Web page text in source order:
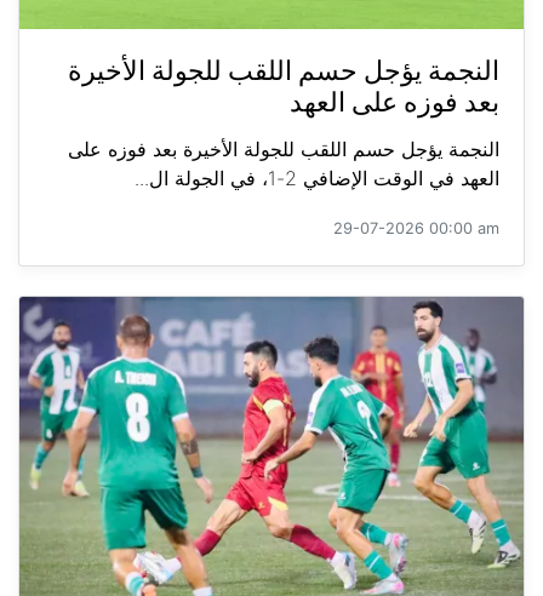
النجمة يؤجل حسم اللقب للجولة الأخيرة
بعد فوزه على العهد
النجمة يؤجل حسم اللقب للجولة الأخيرة بعد فوزه على
العهد في الوقت الإضافي 2-1، في الجولة ال...
29-07-2026 00:00 am